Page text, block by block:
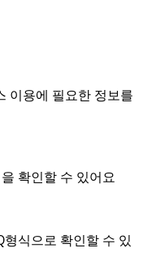
이용에 필요한 정보를
확인할 수 있어요
식으로 확인할 수 있